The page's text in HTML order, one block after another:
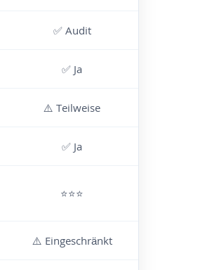
✅ Audit
✅ Ja
⚠️ Teilweise
✅ Ja
⭐⭐⭐
⚠️ Eingeschränkt